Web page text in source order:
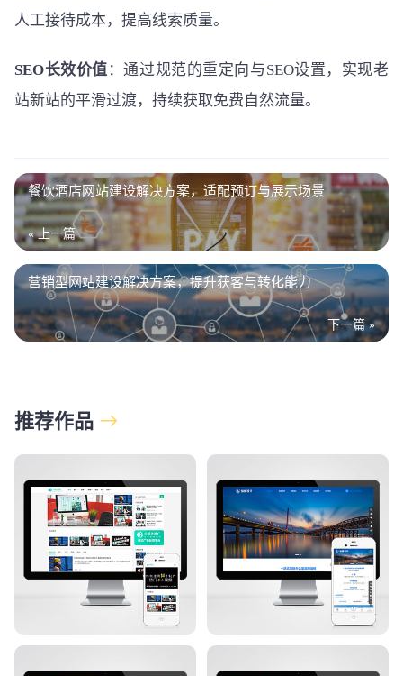
人工接待成本，提高线索质量。
SEO长效价值 ：通过规范的重定向与SEO设置，实现老
站新站的平滑过渡，持续获取免费自然流量。
餐饮酒店网站建设解决方案，适配预订与展示场景
« 上一篇
营销型网站建设解决方案，提升获客与转化能力
下一篇 »
推荐作品